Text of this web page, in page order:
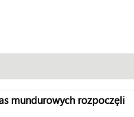
mundurowych rozpoczęli